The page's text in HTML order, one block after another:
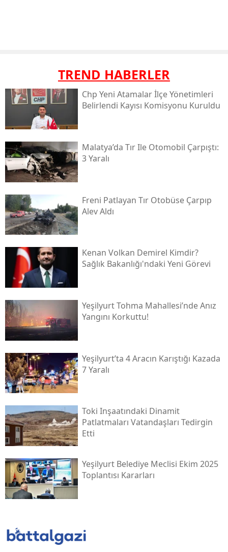
TREND HABERLER
Chp Yeni Atamalar İlçe Yönetimleri
Belirlendi Kayısı Komisyonu Kuruldu
Malatya’da Tır Ile Otomobil Çarpıştı:
3 Yaralı
Freni Patlayan Tır Otobüse Çarpıp
Alev Aldı
Kenan Volkan Demirel Kimdir?
Sağlık Bakanlığı'ndaki Yeni Görevi
Yeşilyurt Tohma Mahallesi’nde Anız
Yangını Korkuttu!
Yeşilyurt’ta 4 Aracın Karıştığı Kazada
7 Yaralı
Toki̇ Inşaatındaki Dinamit
Patlatmaları Vatandaşları Tedirgin
Etti
Yeşilyurt Belediye Meclisi Ekim 2025
Toplantısı Kararları